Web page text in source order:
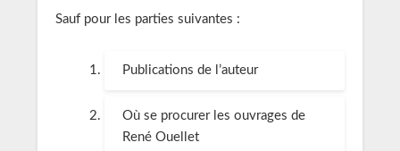
Sauf pour les parties suivantes :
Publications de l’auteur
Où se procurer les ouvrages de
René Ouellet